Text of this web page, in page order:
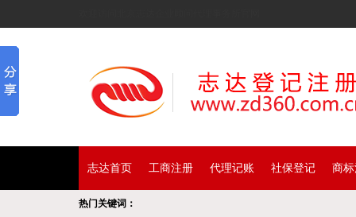
志达首页 工商注册 代理记账 社保登记 商
热门关键词：